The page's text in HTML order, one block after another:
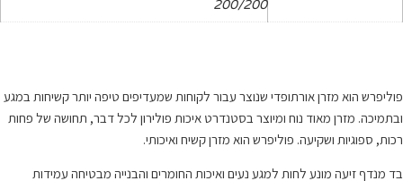
פוליפרש הוא מזרן אורתופדי שנוצר עבור לקוחות שמעדיפים טיפה יותר קשיחות במגע
ובתמיכה. מזרן מאוד נוח ומיוצר בסטנדרט איכות פולירון לכל דבר, תחושה של פחות
רכות, ספוגיות ושקיעה. פוליפרש הוא מזרן קשיח ואיכותי.
בד מנדף זיעה מונע לחות למגע נעים ואיכות החומרים והבנייה מבטיחה עמידות
200/200